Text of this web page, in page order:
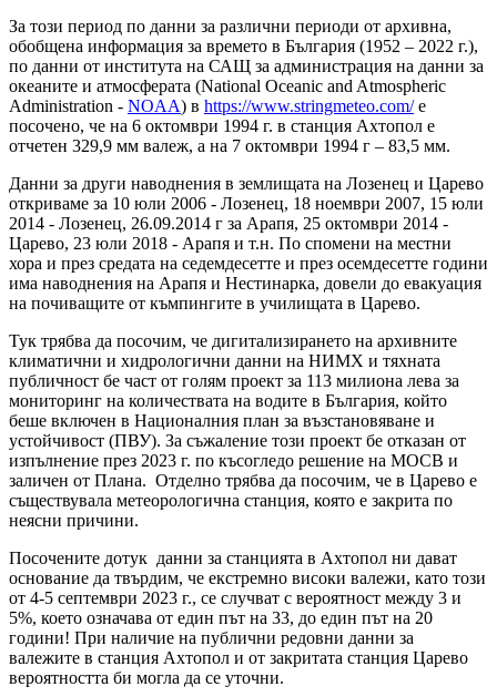
За този период по данни за различни периоди от архивна,
обобщена информация за времето в България (1952 – 2022 г.),
по данни от института на САЩ за администрация на данни за
океаните и атмосферата (National Oceanic and Atmospheric
Administration - NOAA) в https://www.stringmeteo.com/е
посочено, че на 6 октомври 1994 г. в станция Ахтопол е
отчетен 329,9 мм валеж, а на 7 октомври 1994 г – 83,5 мм.
Данни за други наводнения в землищата на Лозенец и Царево
откриваме за 10 юли 2006 - Лозенец, 18 ноември 2007, 15 юли
2014 - Лозенец, 26.09.2014 г за Арапя, 25 октомври 2014 -
Царево, 23 юли 2018 - Арапя и т.н. По спомени на местни
хора и през средата на седемдесетте и през осемдесетте години
има наводнения на Арапя и Нестинарка, довели до евакуация
на почиващите от къмпингите в училищата в Царево.
Тук трябва да посочим, че дигитализирането на архивните
климатични и хидрологични данни на НИМХ и тяхната
публичност бе част от голям проект за 113 милиона лева за
мониторинг на количествата на водите в България, който
беше включен в Националния план за възстановяване и
устойчивост (ПВУ). За съжаление този проект бе отказан от
изпълнение през 2023 г. по късогледо решение на МОСВ и
заличен от Плана. Отделно трябва да посочим, че в Царево е
съществувала метеорологична станция, която е закрита по
неясни причини.
Посочените дотук данни за станцията в Ахтопол ни дават
основание да твърдим, че екстремно високи валежи, като този
от 4-5 септември 2023 г., се случват с вероятност между 3 и
5%, което означава от един път на 33, до един път на 20
години! При наличие на публични редовни данни за
валежите в станция Ахтопол и от закритата станция Царево
вероятността би могла да се уточни.